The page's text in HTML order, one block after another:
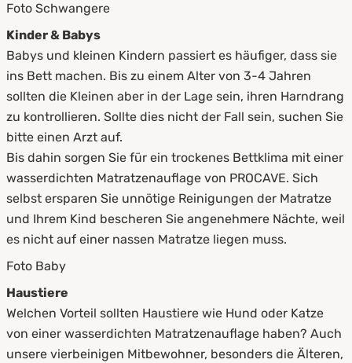
Foto Schwangere
Kinder & Babys
Babys und kleinen Kindern passiert es häufiger, dass sie
ins Bett machen. Bis zu einem Alter von 3-4 Jahren
sollten die Kleinen aber in der Lage sein, ihren Harndrang
zu kontrollieren. Sollte dies nicht der Fall sein, suchen Sie
bitte einen Arzt auf.
Bis dahin sorgen Sie für ein trockenes Bettklima mit einer
wasserdichten Matratzenauflage von PROCAVE. Sich
selbst ersparen Sie unnötige Reinigungen der Matratze
und Ihrem Kind bescheren Sie angenehmere Nächte, weil
es nicht auf einer nassen Matratze liegen muss.
Foto Baby
Haustiere
Welchen Vorteil sollten Haustiere wie Hund oder Katze
von einer wasserdichten Matratzenauflage haben? Auch
unsere vierbeinigen Mitbewohner, besonders die Älteren,